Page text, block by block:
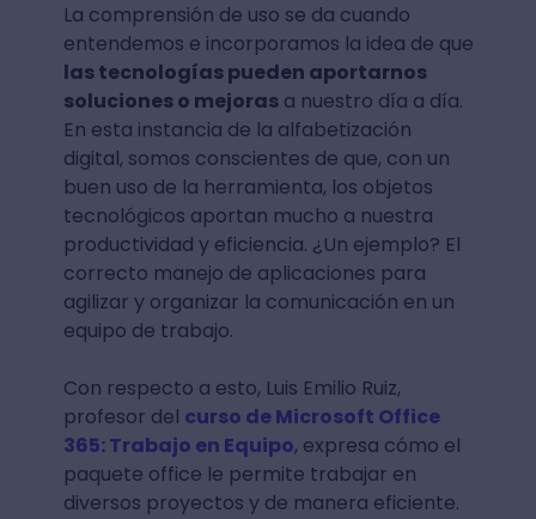
La comprensión de uso se da cuando
entendemos e incorporamos la idea de que
las tecnologías pueden aportarnos
soluciones o mejorasa nuestro día a día.
En esta instancia de la alfabetización
digital, somos conscientes de que, con un
buen uso de la herramienta, los objetos
tecnológicos aportan mucho a nuestra
productividad y eficiencia. ¿Un ejemplo? El
correcto manejo de aplicaciones para
agilizar y organizar la comunicación en un
equipo de trabajo.
Con respecto a esto, Luis Emilio Ruiz,
profesor del curso de Microsoft Office
365: Trabajo en Equipo, expresa cómo el
paquete office le permite trabajar en
diversos proyectos y de manera eficiente.